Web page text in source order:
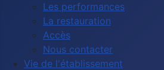
Les performances
La restauration
Accès
Nous contacter
Vie de l'établissement